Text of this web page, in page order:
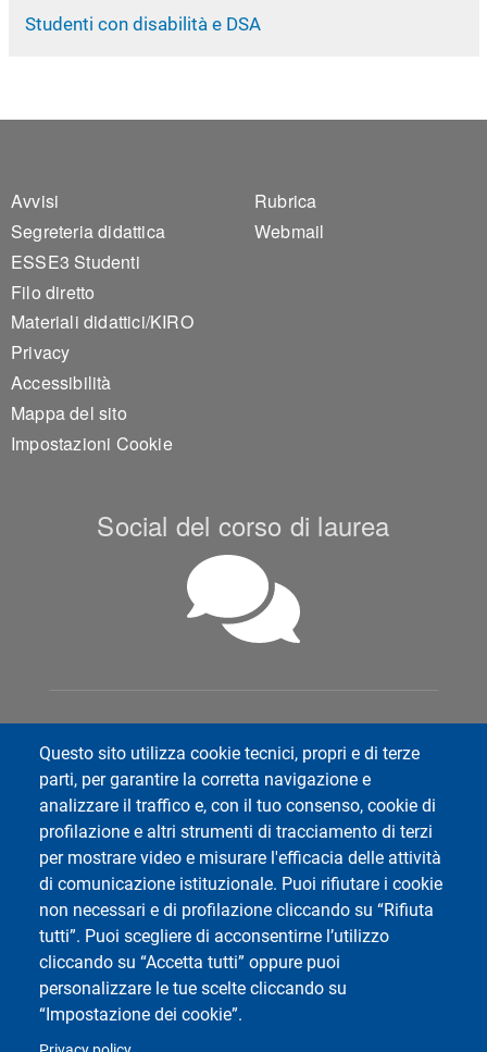
Questo sito utilizza cookie tecnici, propri e di terze
parti, per garantire la corretta navigazione e
analizzare il traffico e, con il tuo consenso, cookie di
profilazione e altri strumenti di tracciamento di terzi
per mostrare video e misurare l'efficacia delle attività
di comunicazione istituzionale. Puoi rifiutare i cookie
non necessari e di profilazione cliccando su “Rifiuta
tutti”. Puoi scegliere di acconsentirne l’utilizzo
cliccando su “Accetta tutti” oppure puoi
personalizzare le tue scelte cliccando su
“Impostazione dei cookie”.
Studenti con disabilità e DSA
Footer 1
Avvisi
Segreteria didattica
ESSE3 Studenti
Filo diretto
Materiali didattici/KIRO
Privacy
Accessibilità
Mappa del sito
Impostazioni Cookie
Footer 2
Rubrica
Webmail
Social del corso di laurea
Dipartimento di Scienze Politiche e Sociali
Università degli Studi di Pavia
Corso Strada Nuova, 65 - 27100 Pavia
Social di Ateneo